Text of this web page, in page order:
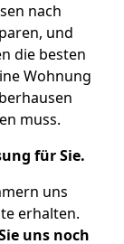
nach
und
die besten
Wohnung
muss.
für Sie.
uns
erhalten.
uns noch